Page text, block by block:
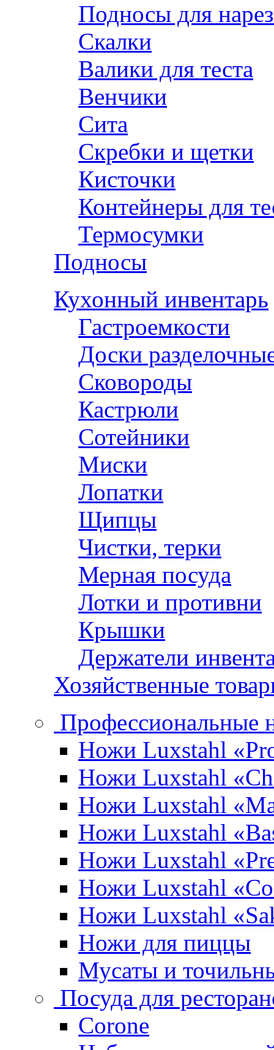
Подносы для
Скалки
Валики для теста
Венчики
Сита
Скребки и щетки
Кисточки
Контейнеры для
Термосумки
Подносы
Кухонный инвентарь
Гастроемкости
Доски
Сковороды
Кастрюли
Сотейники
Миски
Лопатки
Щипцы
Чистки, терки
Мерная посуда
Лотки и противни
Крышки
Держатели
Хозяйственные
Профессиональные
Ножи Luxstahl
Ножи Luxstahl
Ножи Luxstahl
Ножи Luxstahl
Ножи Luxstahl
Ножи Luxstahl
Ножи Luxstahl
Ножи для пиццы
Мусаты и
Посуда для
Corone